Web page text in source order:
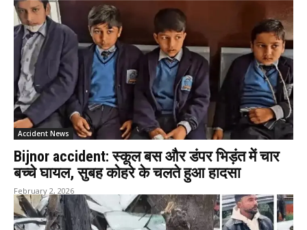
Accident News
Bijnor accident: स्कूल बस और डंपर भिड़ंत में चार
बच्चे घायल, सुबह कोहरे के चलते हुआ हादसा
February 2, 2026